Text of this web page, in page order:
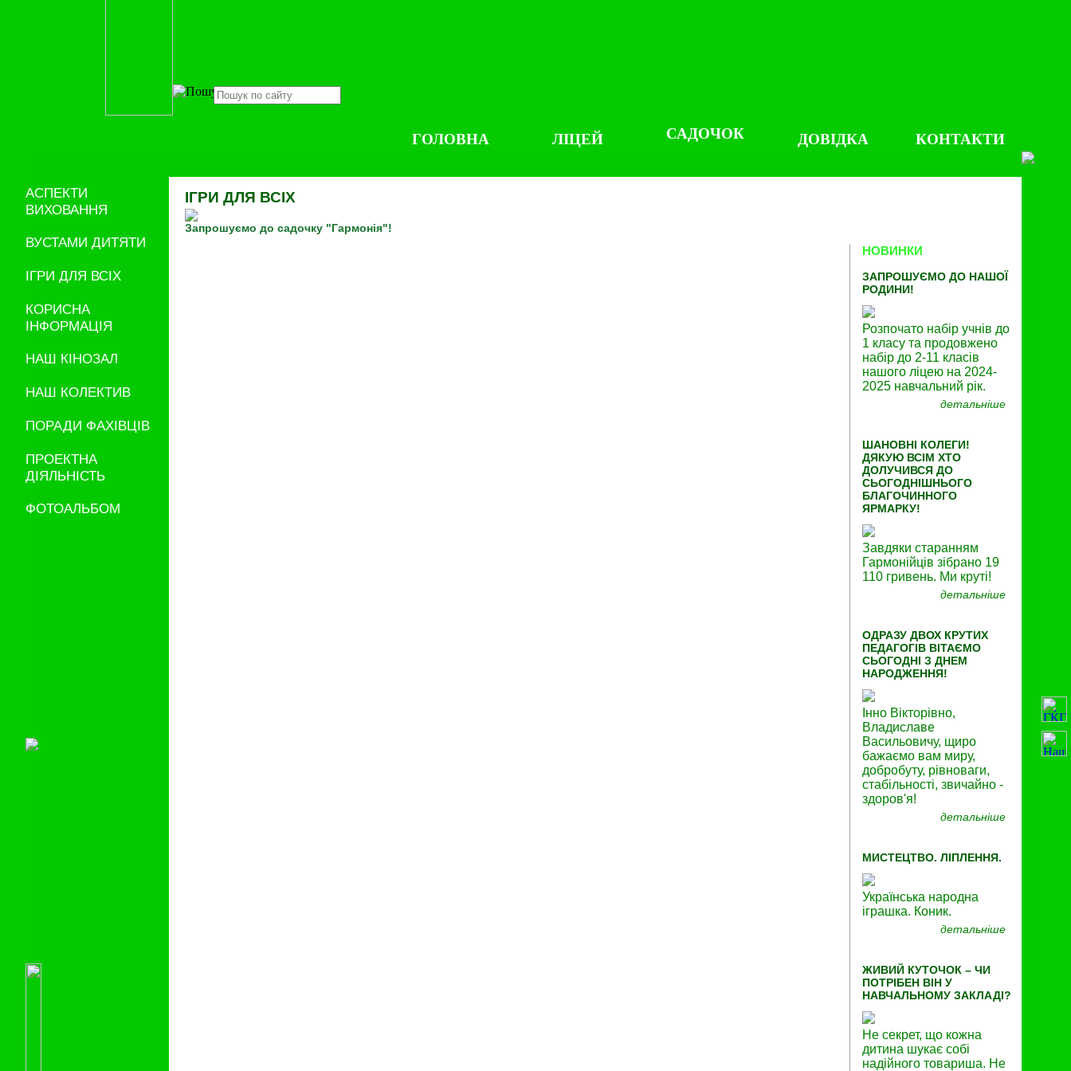
ГОЛОВНА ЛІЦЕЙ САДОЧОК ДОВІДКА КОНТАКТИ
АСПЕКТИ
ВИХОВАННЯ
ВУСТАМИ ДИТЯТИ
ІГРИ ДЛЯ ВСІХ
КОРИСНА
ІНФОРМАЦІЯ
НАШ КІНОЗАЛ
НАШ КОЛЕКТИВ
ПОРАДИ ФАХІВЦІВ
ПРОЕКТНА
ДІЯЛЬНІСТЬ
ФОТОАЛЬБОМ
ІГРИ ДЛЯ ВСІХ
Запрошуємо до садочку "Гармонія"!
НОВИНКИ
ЗАПРОШУЄМО ДО НАШОЇ
РОДИНИ!
Розпочато набір учнів до
1 класу та продовжено
набір до 2-11 класів
нашого ліцею на 2024-
2025 навчальний рік.
детальніше
ШАНОВНІ КОЛЕГИ!
ДЯКУЮ ВСІМ ХТО
ДОЛУЧИВСЯ ДО
СЬОГОДНІШНЬОГО
БЛАГОЧИННОГО
ЯРМАРКУ!
Завдяки старанням
Гармонійців зібрано 19
110 гривень. Ми круті!
детальніше
ОДРАЗУ ДВОХ КРУТИХ
ПЕДАГОГІВ ВІТАЄМО
СЬОГОДНІ З ДНЕМ
НАРОДЖЕННЯ!
Інно Вікторівно,
Владиславе
Васильовичу, щиро
бажаємо вам миру,
добробуту, рівноваги,
стабільності, звичайно -
здоров'я!
детальніше
МИСТЕЦТВО. ЛІПЛЕННЯ.
Українська народна
іграшка. Коник.
детальніше
ЖИВИЙ КУТОЧОК – ЧИ
ПОТРІБЕН ВІН У
НАВЧАЛЬНОМУ ЗАКЛАДІ?
Не секрет, що кожна
дитина шукає собі
надійного товариша. Не